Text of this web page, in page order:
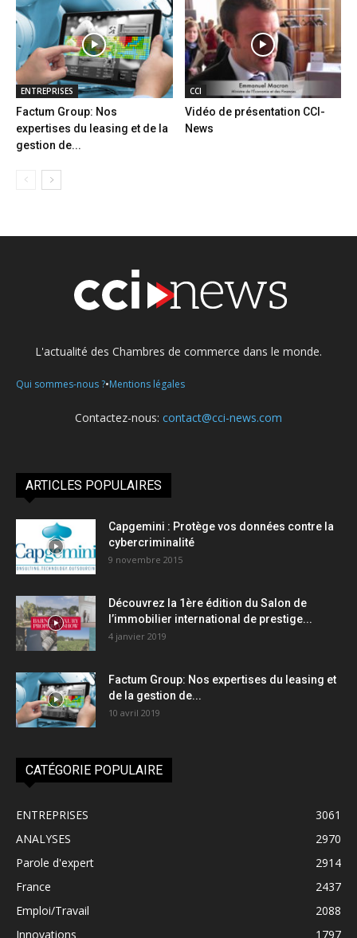
ENTREPRISES
Factum Group: Nos
expertises du leasing et de la
gestion de...
CCI
Vidéo de présentation CCI-
News
L'actualité des Chambres de commerce dans le monde.
Qui sommes-nous ?•Mentions légales
Contactez-nous: contact@cci-news.com
ARTICLES POPULAIRES
Capgemini : Protège vos données contre la
cybercriminalité
9 novembre 2015
Découvrez la 1ère édition du Salon de
l’immobilier international de prestige...
4 janvier 2019
Factum Group: Nos expertises du leasing et
de la gestion de...
10 avril 2019
CATÉGORIE POPULAIRE
ENTREPRISES
3061
ANALYSES
2970
Parole d'expert
2914
France
2437
Emploi/Travail
2088
Innovations
1797